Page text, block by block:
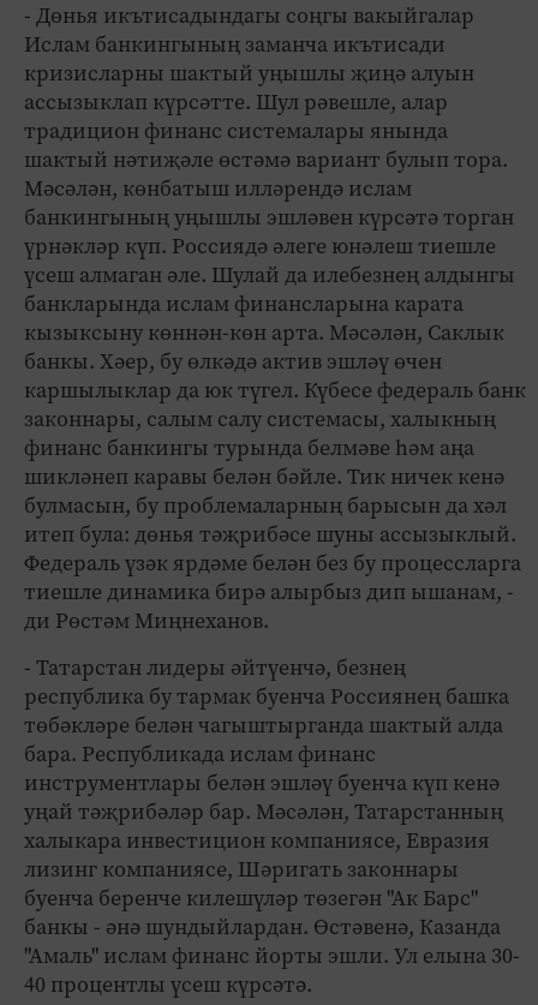
- Дөнья икътисадындагы соңгы вакыйгалар
Ислам банкингының заманча икътисади
кризисларны шактый уңышлы җиңә алуын
ассызыклап күрсәтте. Шул рәвешле, алар
традицион финанс системалары янында
шактый нәтиҗәле өстәмә вариант булып тора.
Мәсәлән, көнбатыш илләрендә ислам
банкингының уңышлы эшләвен күрсәтә торган
үрнәкләр күп. Россиядә әлеге юнәлеш тиешле
үсеш алмаган әле. Шулай да илебезнең алдынгы
банкларында ислам финансларына карата
кызыксыну көннән-көн арта. Мәсәлән, Саклык
банкы. Хәер, бу өлкәдә актив эшләү өчен
каршылыклар да юк түгел. Күбесе федераль банк
законнары, салым салу системасы, халыкның
финанс банкингы турында белмәве һәм аңа
шикләнеп каравы белән бәйле. Тик ничек кенә
булмасын, бу проблемаларның барысын да хәл
итеп була: дөнья тәҗрибәсе шуны ассызыклый.
Федераль үзәк ярдәме белән без бу процессларга
тиешле динамика бирә алырбыз дип ышанам, -
ди Рөстәм Миңнеханов.
- Татарстан лидеры әйтүенчә, безнең
республика бу тармак буенча Россиянең башка
төбәкләре белән чагыштырганда шактый алда
бара. Республикада ислам финанс
инструментлары белән эшләү буенча күп кенә
уңай тәҗрибәләр бар. Мәсәлән, Татарстанның
халыкара инвестицион компаниясе, Евразия
лизинг компаниясе, Шәригать законнары
буенча беренче килешүләр төзегән "Ак Барс"
банкы - әнә шундыйлардан. Өстәвенә, Казанда
"Амаль" ислам финанс йорты эшли. Ул елына 30-
40 процентлы үсеш күрсәтә.